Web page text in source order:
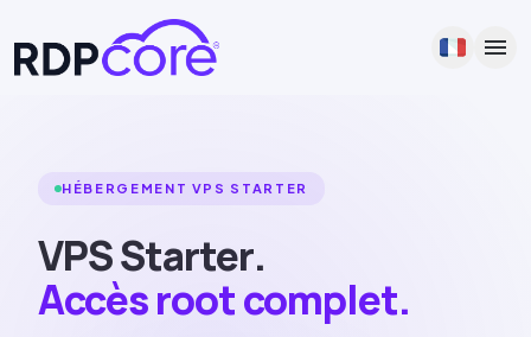
menu
HÉBERGEMENT VPS STARTER
VPSStarter.
Accès root complet.